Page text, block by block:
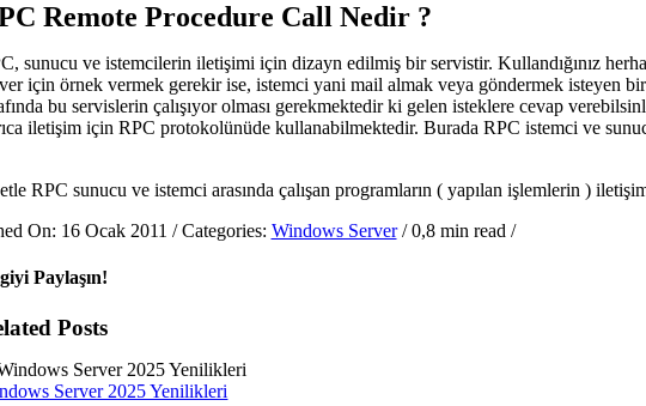
Remote Procedure Call Nedir ?
sunucu ve istemcilerin iletişimi için dizayn edilmiş bir servistir. Kullandığınız
için örnek vermek gerekir ise, istemci yani mail almak veya göndermek isteyen
bu servislerin çalışıyor olması gerekmektedir ki gelen isteklere cevap
iletişim için RPC protokolünüde kullanabilmektedir. Burada RPC istemci ve
RPC sunucu ve istemci arasında çalışan programların ( yapılan işlemlerin )
On: 16 Ocak 2011 /Categories: Windows Server/0,8 min read /
Paylaşın!
Posts
Server 2025 Yenilikleri